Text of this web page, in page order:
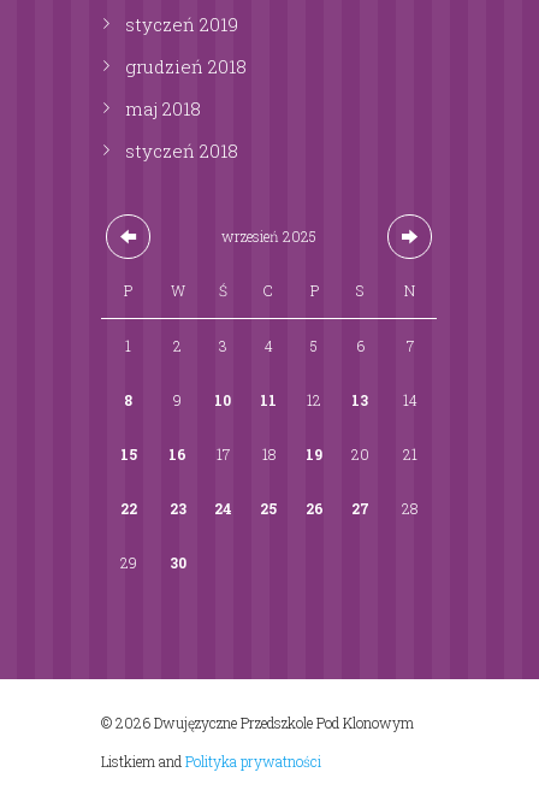
styczeń 2019
grudzień 2018
maj 2018
styczeń 2018
wrzesień 2025
P W Ś C P S N
1 2 3 4 5 6 7
8 9 10 11 12 13 14
15 16 17 18 19 20 21
22 23 24 25 26 27 28
29 30
© 2026 Dwujęzyczne Przedszkole Pod Klonowym
Listkiem and Polityka prywatności